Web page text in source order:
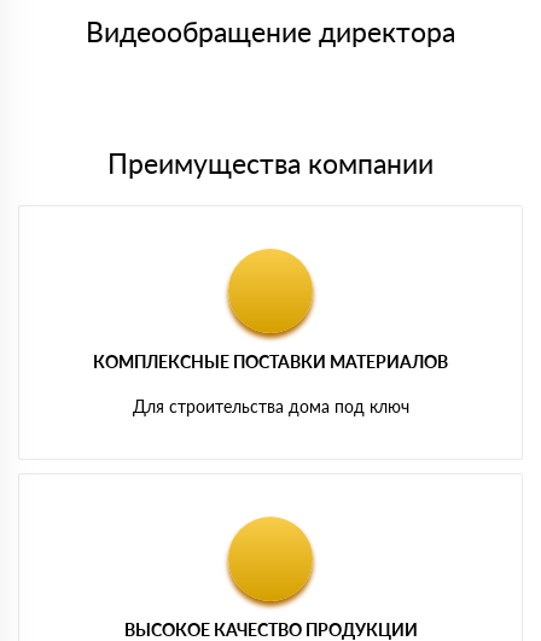
либо Вы забираете товар со склада самовывоза.
Видеообращение директора
Преимущества компании
КОМПЛЕКСНЫЕ ПОСТАВКИ МАТЕРИАЛОВ
Для строительства дома под ключ
ВЫСОКОЕ КАЧЕСТВО ПРОДУКЦИИ